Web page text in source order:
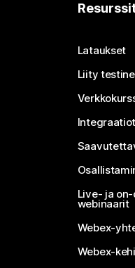
Lataukset
Liity
Live- ja
webinaarit
Webex-
Webex-